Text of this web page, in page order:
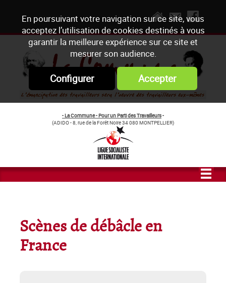
En poursuivant votre navigation sur ce site, vous
acceptez l’utilisation de cookies destinés à vous
garantir la meilleure expérience sur ce site et
mesurer son audience.
Configurer Accepter
- La Commune - Pour un Parti des Travailleurs-
(ADIDO - 8, rue de la Forêt Noire 34 080 MONTPELLIER)
Scènes de débâcle en
France